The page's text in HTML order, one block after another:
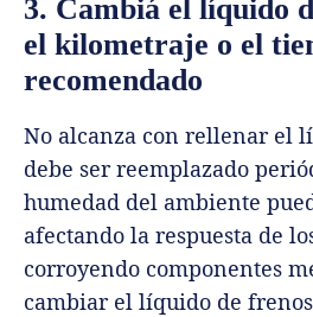
3. Cambiá el líquido
el kilometraje o el
recomendado
No alcanza con rellenar el
debe ser reemplazado
humedad del ambiente
afectando la respuesta de
corroyendo componentes
cambiar el líquido de frenos